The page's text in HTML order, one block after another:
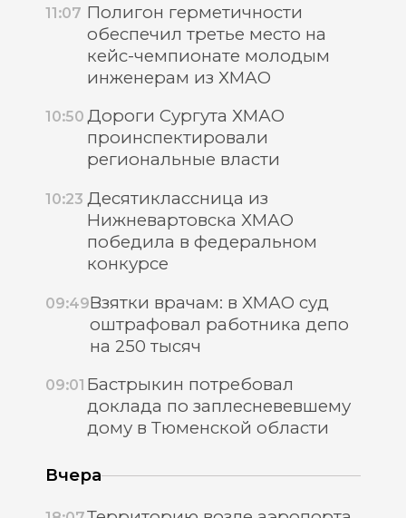
11:07 Полигон герметичности
обеспечил третье место на
кейс-чемпионате молодым
инженерам из ХМАО
10:50 Дороги Сургута ХМАО
проинспектировали
региональные власти
10:23 Десятиклассница из
Нижневартовска ХМАО
победила в федеральном
конкурсе
09:49Взятки врачам: в ХМАО суд
оштрафовал работника депо
на 250 тысяч
09:01 Бастрыкин потребовал
доклада по заплесневевшему
дому в Тюменской области
Вчера